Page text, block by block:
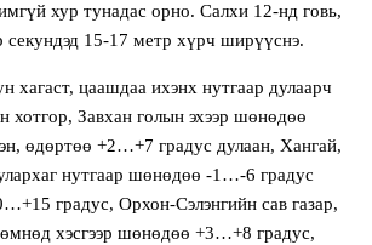
хур тунадас орно. Салхи 12-нд говь,
секундэд 15-17 метр хүрч ширүүснэ.
хагаст, цаашдаа ихэнх нутгаар дулаарч
Завхан голын эхээр шөнөдөө
өдөртөө +2…+7 градус дулаан, Хангай,
нутгаар шөнөдөө -1…-6 градус
градус, Орхон-Сэлэнгийн сав газар,
хэсгээр шөнөдөө +3…+8 градус,